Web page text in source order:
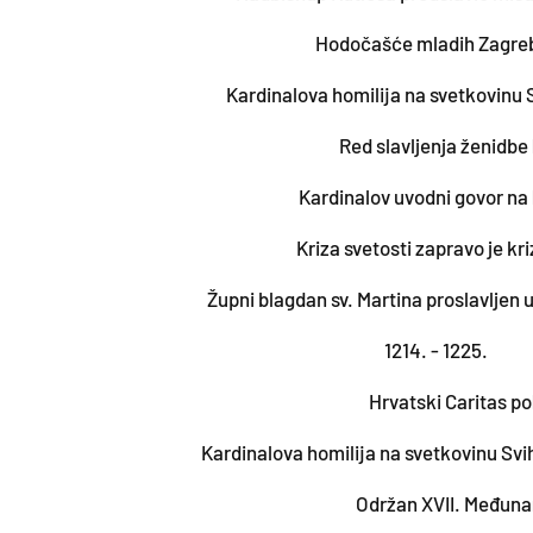
Hodočašće mladih
Kardinalova homilija na svetkovinu
Red slavljenja ženidbe
Kardinalov uvodni govor
Kriza svetosti zapravo je
Župni blagdan sv. Martina proslavljen
1214. - 1225.
Hrvatski Caritas
Kardinalova homilija na svetkovinu
Održan XVII.